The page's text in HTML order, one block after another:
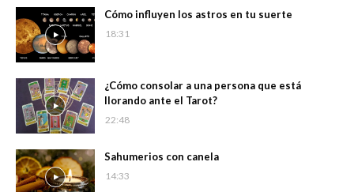
Cómo influyen los astros en tu suerte
18:31
¿Cómo consolar a una persona que está
llorando ante el Tarot?
22:48
Sahumerios con canela
14:33